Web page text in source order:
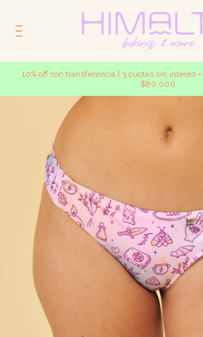
10% off con transferencia | 3 cuotas sin interes
$80.000